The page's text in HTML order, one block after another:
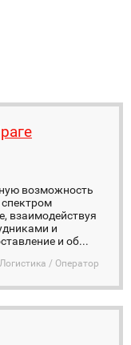
возможность
взаимодействуя
и
и об...
/ Оператор